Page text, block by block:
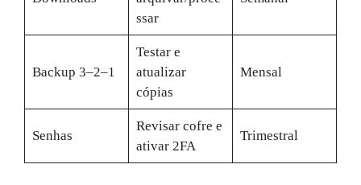
ssar
Backup 3–2–1
Testar e
atualizar
cópias
Mensal
Senhas
Revisar cofre e
ativar 2FA
Trimestral